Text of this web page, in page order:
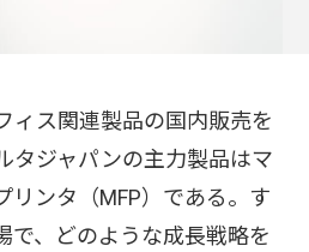
ィス関連製品の国内販売を
タジャパンの主力製品はマ
リンタ（MFP）である。す
で、どのような成長戦略を